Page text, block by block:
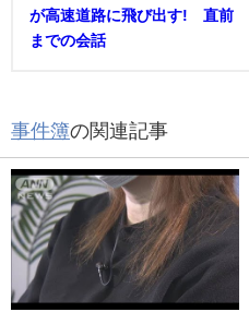
が高速道路に飛び出す! 直前
までの会話
事件簿の関連記事